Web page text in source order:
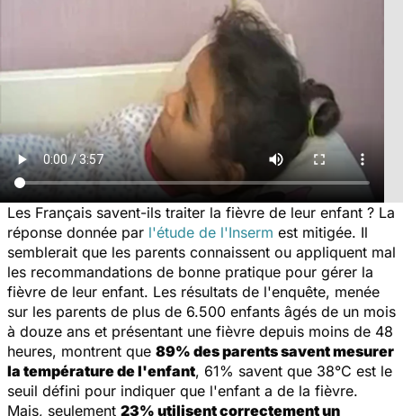
Les Français savent-ils traiter la fièvre de leur enfant ? La
réponse donnée par l'étude de l'Inserm est mitigée. Il
semblerait que les parents connaissent ou appliquent mal
les recommandations de bonne pratique pour gérer la
fièvre de leur enfant. Les résultats de l'enquête, menée
sur les parents de plus de 6.500 enfants âgés de un mois
à douze ans et présentant une fièvre depuis moins de 48
heures, montrent que 89% des parents savent mesurer
la température de l'enfant, 61% savent que 38°C est le
seuil défini pour indiquer que l'enfant a de la fièvre.
Mais, seulement 23% utilisent correctement un